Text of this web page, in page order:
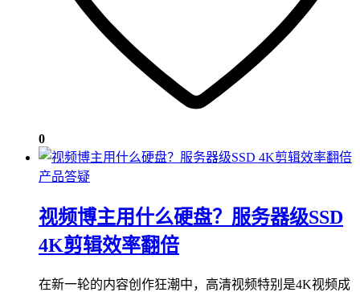
0
产品答疑
视频博主用什么硬盘？服务器级SSD
4K剪辑效率翻倍
在新一轮的内容创作狂潮中，高清视频特别是4K视频成